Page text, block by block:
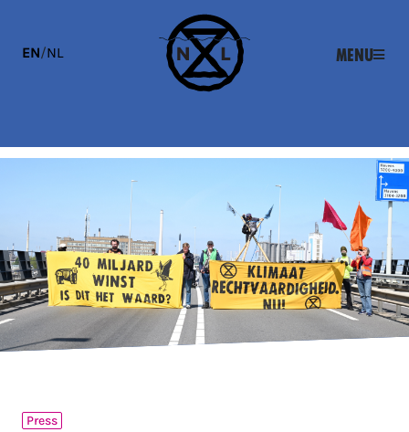
EN/NL Menu
Press